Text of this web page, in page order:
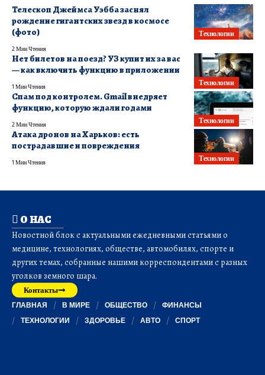
Технологии
Телескоп Джеймса Уэбба заснял
рождение гигантских звезд в космосе
(фото)
2 Мин Чтения
Технологии
Нет билетов на поезд? УЗ купит их за вас
— как включить функцию в приложении
1 Мин Чтения
Технологии
Спам под контролем. Gmail внедряет
функцию, которую ждали годами
2 Мин Чтения
Технологии
Атака дронов на Харьков: есть
пострадавшие и повреждения
1 Мин Чтения
О НАС
Новостной блок с актуальными ежедневными статьями о
медицине, технологиях, обществе, автомобилях, спорте и
других темах, собранные нашими корреспондентами с разных
уголков земного шара.
Контакты
ГЛАВНАЯ В МИРЕ ОБЩЕСТВО
ФИНАНСЫ
ТЕХНОЛОГИИ
ЗДОРОВЬЕ АВТО СПОРТ